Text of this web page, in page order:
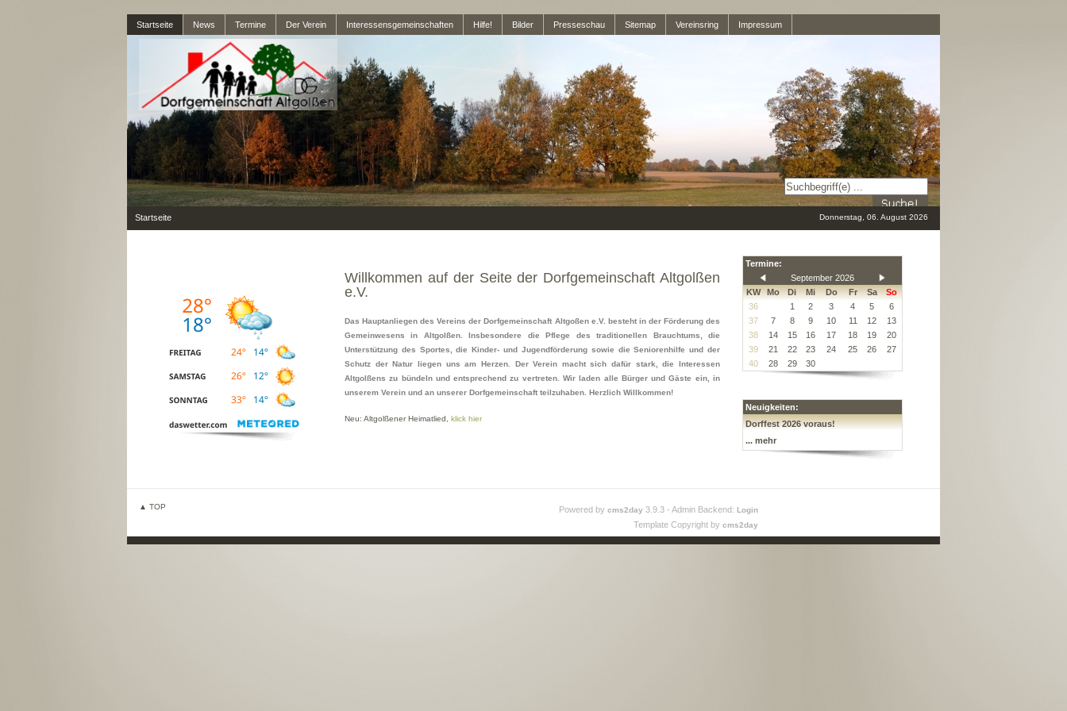
Startseite News Termine Der Verein Interessensgemeinschaften Hilfe! Bilder Presseschau Sitemap Vereinsring Impressum
Startseite Donnerstag, 06. August 2026
Willkommen auf der Seite der Dorfgemeinschaft Altgolßen
e.V.
Das Hauptanliegen des Vereins der Dorfgemeinschaft Altgoßen e.V. besteht in der Förderung des
Gemeinwesens in Altgolßen. Insbesondere die Pflege des traditionellen Brauchtums, die
Unterstützung des Sportes, die Kinder- und Jugendförderung sowie die Seniorenhilfe und der
Schutz der Natur liegen uns am Herzen. Der Verein macht sich dafür stark, die Interessen
Altgolßens zu bündeln und entsprechend zu vertreten. Wir laden alle Bürger und Gäste ein, in
unserem Verein und an unserer Dorfgemeinschaft teilzuhaben. Herzlich Willkommen!
Neu: Altgolßener Heimatlied, klick hier
Termine:
September 2026
KW
Mo Di Mi Do Fr Sa
So
36
1 2 3 4 5
6
37
7 8 9 10 11 12
13
38
14 15 16 17 18 19
20
39
21 22 23 24 25 26
27
40
28 29 30
Neuigkeiten:
Dorffest 2026 voraus!
... mehr
▲ TOP Powered by cms2day 3.9.3 - Admin Backend: Login
Template Copyright by cms2day